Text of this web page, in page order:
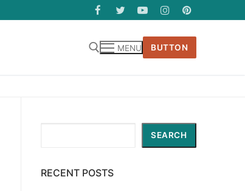
MENU BUTTON
SEARCH
RECENT POSTS